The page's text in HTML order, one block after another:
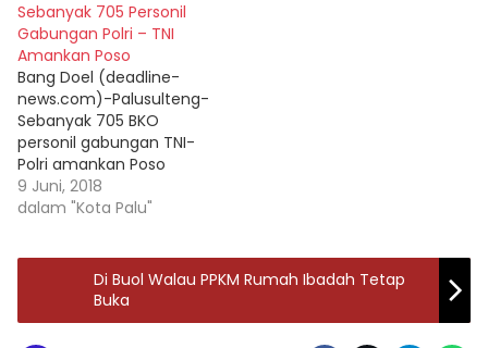
Sebanyak 705 Personil
Gabungan Polri – TNI
Amankan Poso
Bang Doel (deadline-
news.com)-Palusulteng-
Sebanyak 705 BKO
personil gabungan TNI-
Polri amankan Poso
jelang idul fitri 1439
Hijriah. “Mereka yang BKO
operasi Tinombala 2018.
Dan untuk
mengantisipasi
9 Juni, 2018
dalam "Kota Palu"
Di Buol Walau PPKM Rumah Ibadah Tetap
Buka